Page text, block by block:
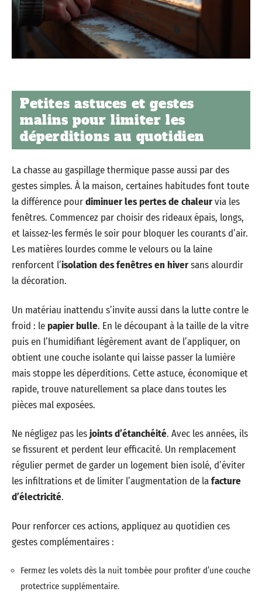
Petites astuces et gestes
malins pour limiter les
déperditions au quotidien
La chasse au gaspillage thermique passe aussi par des
gestes simples. À la maison, certaines habitudes font toute
la différence pourdiminuer les pertes de chaleurvia les
fenêtres. Commencez par choisir des rideaux épais, longs,
et laissez-les fermés le soir pour bloquer les courants d’air.
Les matières lourdes comme le velours ou la laine
renforcent l’isolation des fenêtres en hiversans alourdir
la décoration.
Un matériau inattendu s’invite aussi dans la lutte contre le
froid : lepapier bulle. En le découpant à la taille de la vitre
puis en l’humidifiant légèrement avant de l’appliquer, on
obtient une couche isolante qui laisse passer la lumière
mais stoppe les déperditions. Cette astuce, économique et
rapide, trouve naturellement sa place dans toutes les
pièces mal exposées.
Ne négligez pas lesjoints d’étanchéité. Avec les années, ils
se fissurent et perdent leur efficacité. Un remplacement
régulier permet de garder un logement bien isolé, d’éviter
les infiltrations et de limiter l’augmentation de lafacture
d’électricité.
Pour renforcer ces actions, appliquez au quotidien ces
gestes complémentaires :
Fermez les volets dès la nuit tombée pour profiter d’une couche
protectrice supplémentaire.